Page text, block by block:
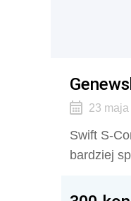
23 maja
Swift S-
bardziej